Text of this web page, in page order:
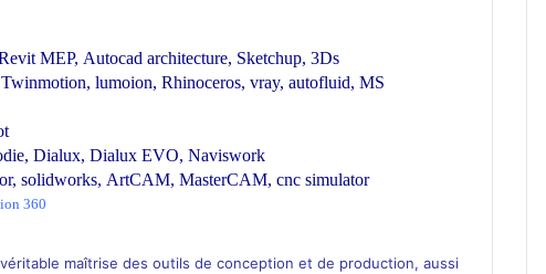
MEP, Autocad architecture, Sketchup, 3Ds
Twinmotion, lumoion, Rhinoceros, vray, autofluid, MS
, Dialux, Dialux EVO, Naviswork
, solidworks, ArtCAM, MasterCAM, cnc simulator
360
maîtrise des outils de conception et de production, aussi